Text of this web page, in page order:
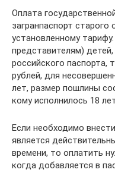
Оплата
загранпаспорт
установленному
представителям)
российского паспорта,
рублей, для
лет, размер пошлины
кому исполнилось 18
Если необходимо
является
времени, то оплатить
когда добавляется в